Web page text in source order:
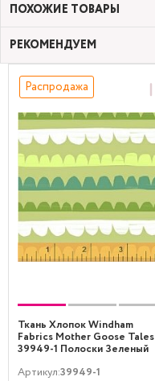
ПОХОЖИЕ ТОВАРЫ
РЕКОМЕНДУЕМ
Распродажа
Ткань Хлопок Windham
Fabrics Mother Goose Tales
39949-1 Полоски Зеленый
Артикул:39949-1